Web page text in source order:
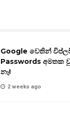
Google වෙතින්
Passwords
නෑ!
2 weeks ago